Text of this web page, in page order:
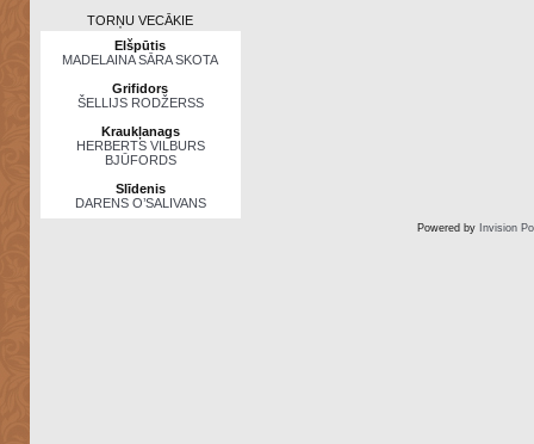
TORŅU VECĀKIE
Elšpūtis
MADELAINA SĀRA SKOTA
Grifidors
ŠELLIJS RODŽERSS
Kraukļanags
HERBERTS VILBURS
BJŪFORDS
Slīdenis
DARENS O’SALIVANS
Powered by Invision